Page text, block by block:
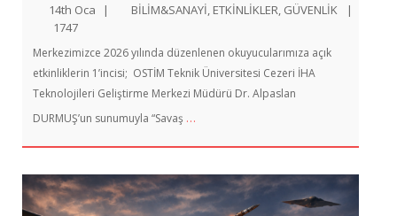
14th Oca | BİLİM&SANAYİ ETKİNLİKLER GÜVENLİK
|
1747
Merkezimizce 2026 yılında düzenlenen okuyucularımıza açık
etkinliklerin 1’incisi; OSTİM Teknik Üniversitesi Cezeri İHA
Teknolojileri Geliştirme Merkezi Müdürü Dr. Alpaslan
DURMUŞ’un sunumuyla “Savaş …